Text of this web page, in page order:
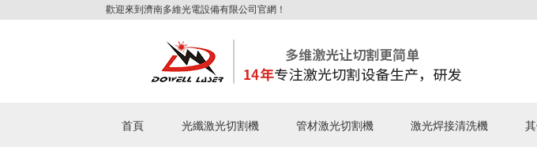
歡迎來到濟南多維光電設備有限公司官網！
首頁 光纖激光切割機 管材激光切割機 激光焊接清洗機